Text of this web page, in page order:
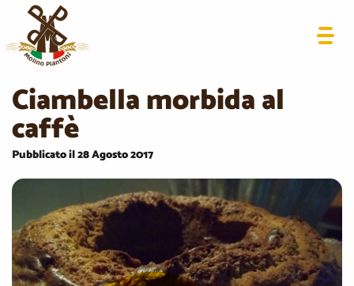
Ciambella morbida al
caffè
Pubblicato il 28 Agosto 2017